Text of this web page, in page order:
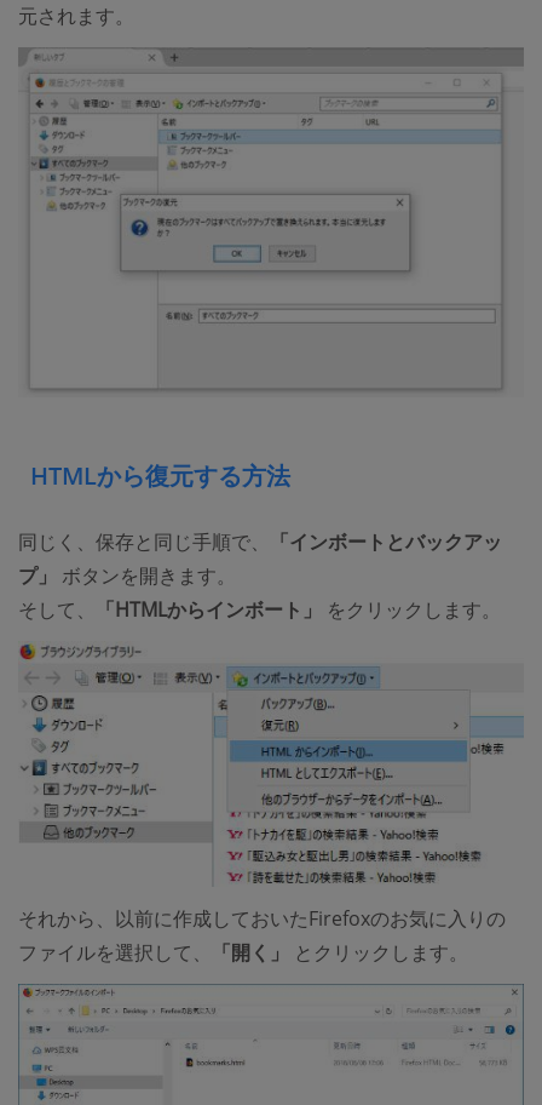
元されます。
HTMLから復元する方法
同じく、保存と同じ手順で、
「インボートとバックアッ
プ」
ボタンを開きます。
そして、
「HTMLからインボート」 をクリックします。
それから、以前に作成しておいたFirefoxのお気に入りの
ファイルを選択して、
「開く」 とクリックします。